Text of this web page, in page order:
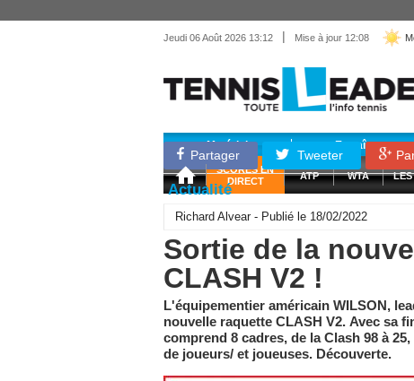
Jeudi 06 Août 2026 13:12 | Mise à jour 12:08
Matériel Entraînement
SCORES EN
DIRECT
ATP WTA
Partager Tweeter
Actualité
Richard Alvear - Publié le 18/02/2022
Sortie de la
CLASH V2 !
L'équipementier américain WILSON,
nouvelle raquette CLASH V2. Avec sa
comprend 8 cadres, de la Clash 98 à
de joueurs/ et joueuses. Découverte.